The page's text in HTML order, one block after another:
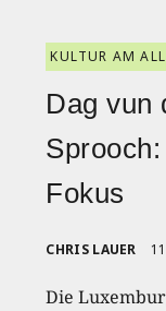
KULTUR AM
Dag vun
Fokus
CHRIS LAUER
Die